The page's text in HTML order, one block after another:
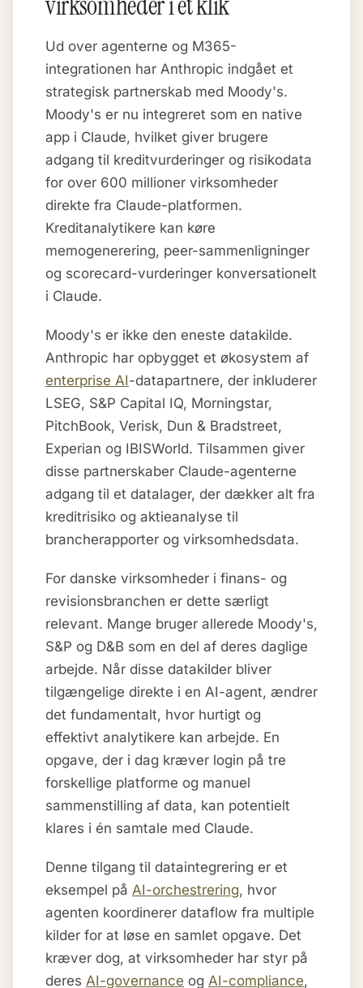
Ud over agenterne og M365-
integrationen har Anthropic indgået et
strategisk partnerskab med Moody's.
Moody's er nu integreret som en native
app i Claude, hvilket giver brugere
adgang til kreditvurderinger og risikodata
for over 600 millioner virksomheder
direkte fra Claude-platformen.
Kreditanalytikere kan køre
memogenerering, peer-sammenligninger
og scorecard-vurderinger konversationelt
i Claude.
Moody's er ikke den eneste datakilde.
Anthropic har opbygget et økosystem af
enterprise AI-datapartnere, der inkluderer
LSEG, S&P Capital IQ, Morningstar,
PitchBook, Verisk, Dun & Bradstreet,
Experian og IBISWorld. Tilsammen giver
disse partnerskaber Claude-agenterne
adgang til et datalager, der dækker alt fra
kreditrisiko og aktieanalyse til
brancherapporter og virksomhedsdata.
For danske virksomheder i finans- og
revisionsbranchen er dette særligt
relevant. Mange bruger allerede Moody's,
S&P og D&B som en del af deres daglige
arbejde. Når disse datakilder bliver
tilgængelige direkte i en AI-agent, ændrer
det fundamentalt, hvor hurtigt og
effektivt analytikere kan arbejde. En
opgave, der i dag kræver login på tre
forskellige platforme og manuel
sammenstilling af data, kan potentielt
klares i én samtale med Claude.
Denne tilgang til dataintegrering er et
eksempel på AI-orchestrering, hvor
agenten koordinerer dataflow fra multiple
kilder for at løse en samlet opgave. Det
kræver dog, at virksomheder har styr på
deres AI-governance og AI-compliance,